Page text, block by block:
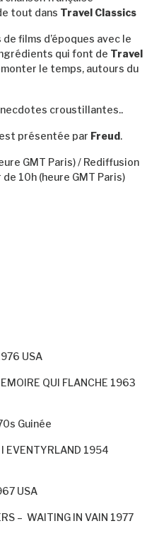
tout dans Travel Classics
films d’époques avec le
qui font de Travel
le temps, autours du
croustillantes..
présentée par Freud.
GMT Paris) / Rediffusion
10h (heure GMT Paris)
USA
QUI FLANCHE 1963
Guinée
EVENTYRLAND 1954
USA
– WAITING IN VAIN 1977